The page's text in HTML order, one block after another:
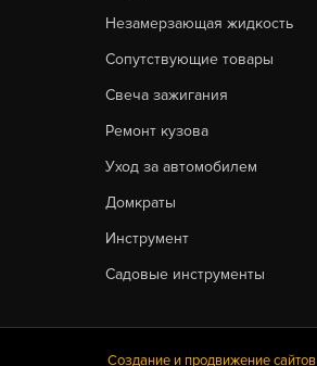
Незамерзающая жидкость
Сопутствующие товары
Свеча зажигания
Ремонт кузова
Уход за автомобилем
Домкраты
Инструмент
Садовые инструменты
Создание и продвижение сайтов